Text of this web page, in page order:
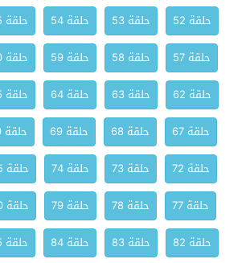
حلقة 52
حلقة 53 حلقة 54 حلقة 55
حلقة 57
حلقة 58 حلقة 59 حلقة 60
حلقة 62
حلقة 63 حلقة 64 حلقة 65
حلقة 67
حلقة 68 حلقة 69 حلقة 70
حلقة 72
حلقة 73 حلقة 74 حلقة 75
حلقة 77
حلقة 78 حلقة 79 حلقة 80
حلقة 82
حلقة 83 حلقة 84 حلقة 85